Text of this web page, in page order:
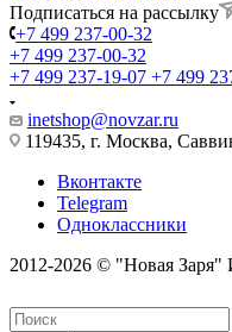
Подписаться на рассылку
+7 499 237-00-32
+7 499 237-00-32
+7 499 237-19-07 +7 499
inetshop@novzar.ru
119435, г. Москва,
Вконтакте
Telegram
Одноклассники
2012-2026 © "Новая Заря"